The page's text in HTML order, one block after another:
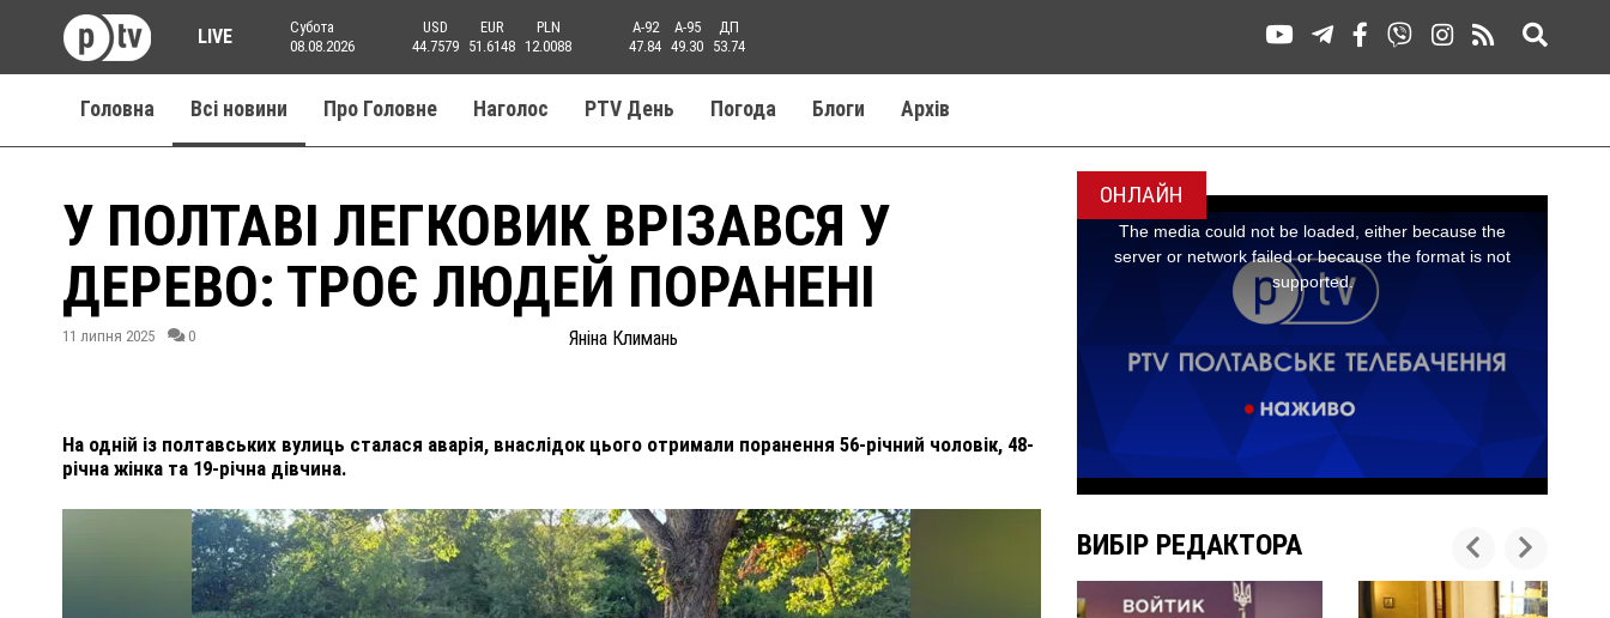
LIVE
Субота
08.08.2026
USD
44.7579
EUR
51.6148
PLN
12.0088
A-92
47.84
A-95
49.30
ДП
53.74
Головна Всі новини Про Головне Наголос PTV День Погода Блоги Aрхів
У ПОЛТАВІ ЛЕГКОВИК ВРІЗАВСЯ У
ДЕРЕВО: ТРОЄ ЛЮДЕЙ ПОРАНЕНІ
11 липня 2025 0 Яніна Климань
На одній із полтавських вулиць сталася аварія, внаслідок цього отримали поранення 56-річний чоловік, 48-
річна жінка та 19-річна дівчина.
ОНЛАЙН
ВИБІР РЕДАКТОРА